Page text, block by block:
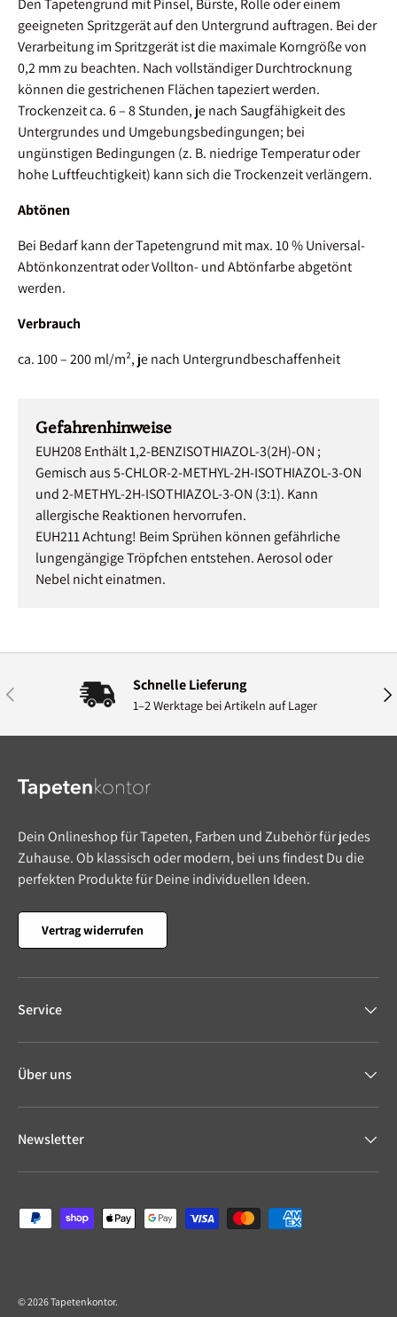
geeigneten Spritzgerät auf den Untergrund auftragen. Bei der
Verarbeitung im Spritzgerät ist die maximale Korngröße von
0,2 mm zu beachten. Nach vollständiger Durchtrocknung
können die gestrichenen Flächen tapeziert werden.
Trockenzeit ca. 6 – 8 Stunden, je nach Saugfähigkeit des
Untergrundes und Umgebungsbedingungen; bei
ungünstigen Bedingungen (z. B. niedrige Temperatur oder
hohe Luftfeuchtigkeit) kann sich die Trockenzeit verlängern.
Abtönen
Bei Bedarf kann der Tapetengrund mit max. 10 % Universal-
Abtönkonzentrat oder Vollton- und Abtönfarbe abgetönt
werden.
Verbrauch
ca. 100 – 200 ml/m², je nach Untergrundbeschaffenheit
Gefahrenhinweise
EUH208 Enthält 1,2-BENZISOTHIAZOL-3(2H)-ON ;
Gemisch aus 5-CHLOR-2-METHYL-2H-ISOTHIAZOL-3-ON
und 2-METHYL-2H-ISOTHIAZOL-3-ON (3:1). Kann
allergische Reaktionen hervorrufen.
EUH211 Achtung! Beim Sprühen können gefährliche
lungengängige Tröpfchen entstehen. Aerosol oder
Nebel nicht einatmen.
Vorherige Schnelle Lieferung
1–2 Werktage bei Artikeln auf Lager
Dein Onlineshop für Tapeten, Farben und Zubehör für jedes
Zuhause. Ob klassisch oder modern, bei uns findest Du die
perfekten Produkte für Deine individuellen Ideen.
Vertrag widerrufen
Service
Über uns
Newsletter
Zahlungsmethoden
© 2026Tapetenkontor.